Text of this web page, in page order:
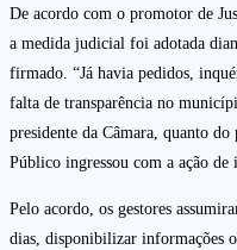
De acordo com o promotor de
a medida judicial foi adotada
firmado. “Já havia pedidos,
falta de transparência no
presidente da Câmara, quanto
Público ingressou com a ação
Pelo acordo, os gestores
dias, disponibilizar informações